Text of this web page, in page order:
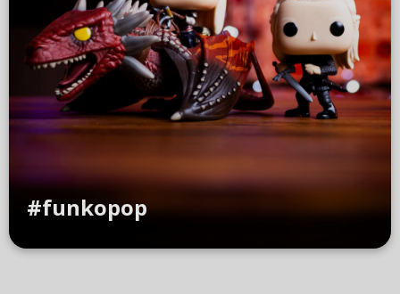
#funkopop